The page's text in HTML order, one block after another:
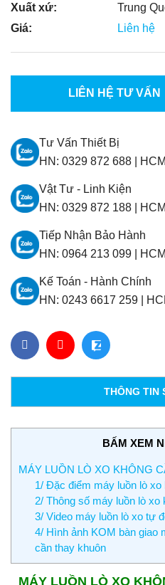
Xuất xứ:
Trung
Giá:
Liên hệ
LIÊN HỆ TƯ VẤN
Tư Vấn Thiết Bị
HN: 0329 872 688
Vật Tư - Linh Kiện
HN: 0329 872 188
Tiếp Nhận Bảo Hành
HN: 0964 213 099
Kế Toán - Hành Chính
HN: 0243 6617 259
THÔNG TIN
BẤM XEM
MÁY LUỒN LÒ XO KHÔNG
1/ Đặc điểm máy luồn lò
2/ Thông số máy luồn lò xo
3/ Video máy luồn lò xo tự
4/ Hình ảnh KOM bàn giao
cần thay khuôn
MÁY LUỒN LÒ XO